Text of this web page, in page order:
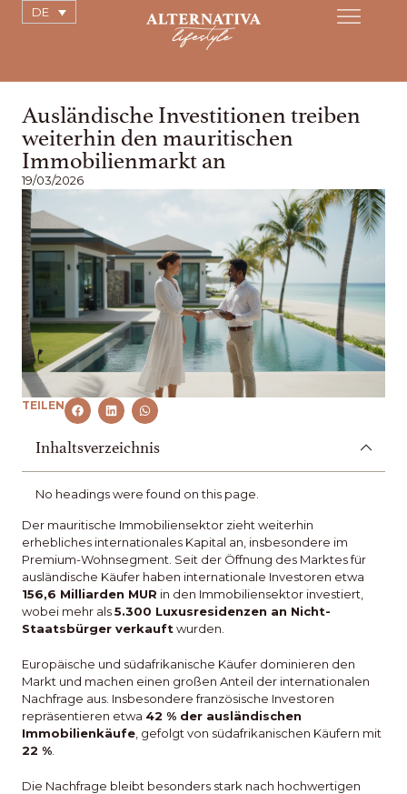
DE
Ausländische Investitionen treiben
weiterhin den mauritischen
Immobilienmarkt an
19/03/2026
Der mauritische Immobiliensektor zieht weiterhin
erhebliches internationales Kapital an, insbesondere im
Premium-Wohnsegment. Seit der Öffnung des Marktes für
ausländische Käufer haben internationale Investoren etwa
156,6 Milliarden MUR in den Immobiliensektor investiert,
wobei mehr als5.300 Luxusresidenzen an Nicht-
Staatsbürger verkauftwurden.
Europäische und südafrikanische Käufer dominieren den
Markt und machen einen großen Anteil der internationalen
Nachfrage aus. Insbesondere französische Investoren
repräsentieren etwa 42 % der ausländischen
Immobilienkäufe , gefolgt von südafrikanischen Käufern mit
22 %
Die Nachfrage bleibt besonders stark nach hochwertigen
TEILEN
Inhaltsverzeichnis
No headings were found on this page.